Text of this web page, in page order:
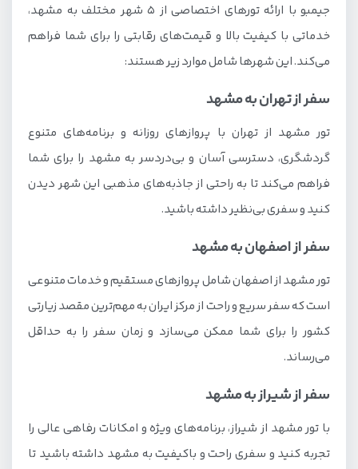
جیمبو با ارائه تورهای اختصاصی از ۵ شهر مختلف به مشهد،
خدماتی با کیفیت بالا و قیمت‌های رقابتی را برای شما فراهم
می‌کند. این شهرها شامل موارد زیر هستند:
سفر از تهران به مشهد
تور مشهد از تهران با پروازهای روزانه و برنامه‌های متنوع
گردشگری، دسترسی آسان و بی‌دردسر به مشهد را برای شما
فراهم می‌کند تا به راحتی از جاذبه‌های مذهبی این شهر دیدن
کنید و سفری بی‌نظیر داشته باشید.
سفر از اصفهان به مشهد
تور مشهد از اصفهان شامل پروازهای مستقیم و خدمات متنوعی
است که سفر سریع و راحت از مرکز ایران به مهم‌ترین مقصد زیارتی
کشور را برای شما ممکن می‌سازد و زمان سفر را به حداقل
می‌رساند.
سفر از شیراز به مشهد
با تور مشهد از شیراز، برنامه‌های ویژه و امکانات رفاهی عالی را
تجربه کنید و سفری راحت و باکیفیت به مشهد داشته باشید تا